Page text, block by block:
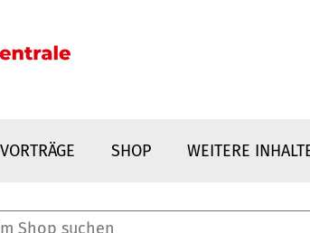
VORTRÄGE SHOP WEITERE